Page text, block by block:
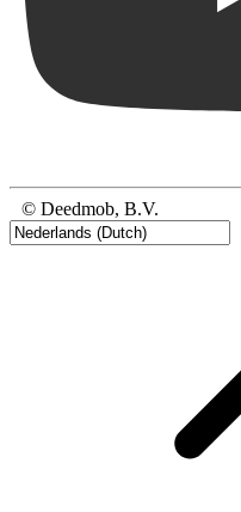
© Deedmob, B.V.